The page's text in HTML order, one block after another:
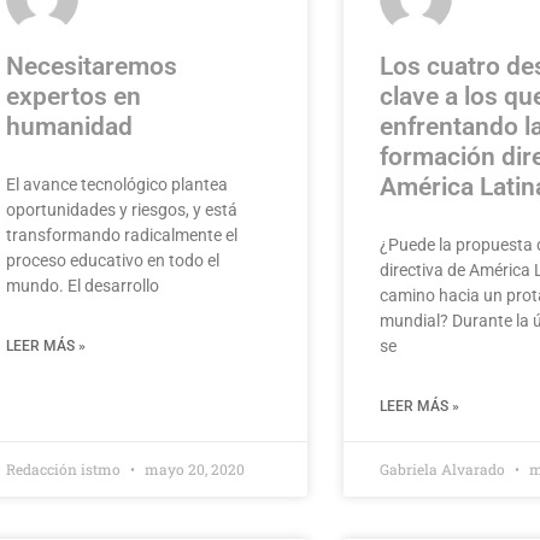
Necesitaremos
expertos en
humanidad
El avance tecnológico plantea
oportunidades y riesgos, y está
transformando radicalmente el
proceso educativo en todo el
mundo. El desarrollo
LEER MÁS »
Redacción istmo mayo 20, 2020
Los cuatro
clave a los
enfrentando
formación
América
¿Puede la propuesta
directiva de América
camino hacia un
mundial? Durante la
se
LEER MÁS »
Gabriela Alvarado